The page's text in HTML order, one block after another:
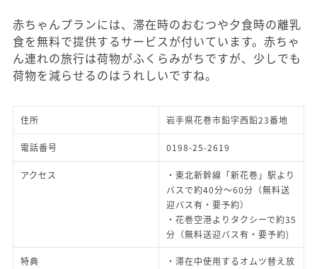
赤ちゃんプランには、滞在時のおむつや夕食時の離乳
食を無料で提供するサービスが付いています。赤ちゃ
ん連れの旅行は荷物がふくらみがちですが、少しでも
荷物を減らせるのはうれしいですね。
住所 岩手県花巻市鉛字西鉛23番地
電話番号 0198-25-2619
アクセス
・東北新幹線「新花巻」駅より
バスで約40分～60分（無料送
迎バス有・要予約）
・花巻空港よりタクシーで約35
分（無料送迎バス有・要予約)
特典
・滞在中使用するオムツ替え放